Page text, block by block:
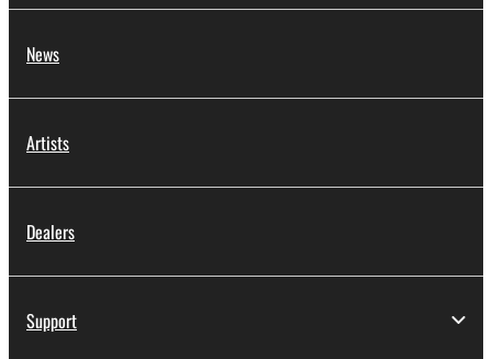
News
Artists
Dealers
Support